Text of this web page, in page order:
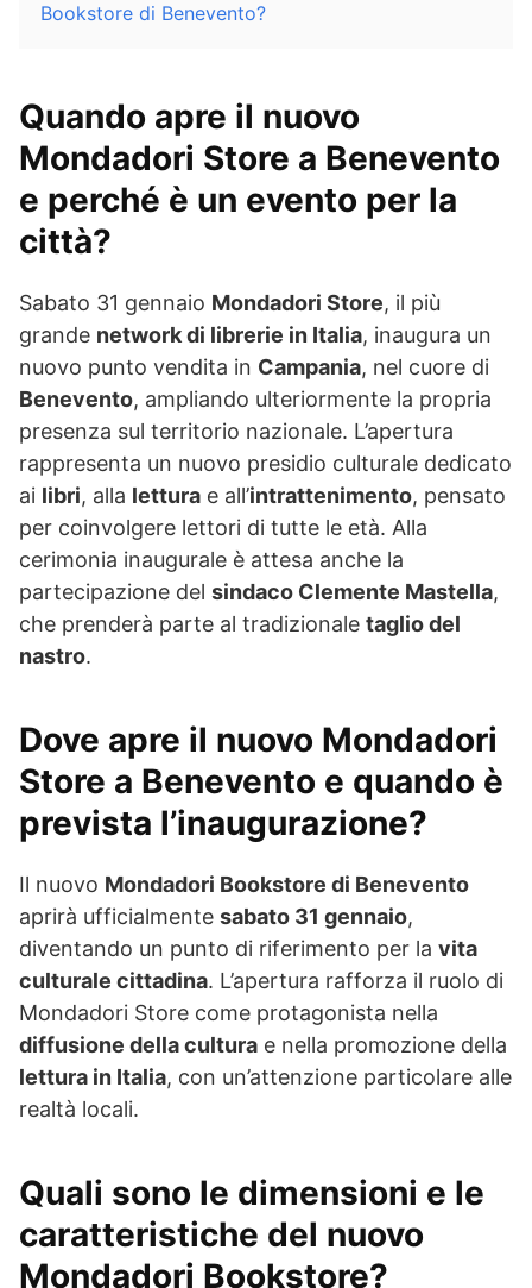
Bookstore di Benevento?
Quando apre il nuovo
Mondadori Store a Benevento
e perché è un evento per la
città?
Sabato 31 gennaio Mondadori Store, il più
grande network di librerie in Italia, inaugura un
nuovo punto vendita in Campania, nel cuore di
Benevento, ampliando ulteriormente la propria
presenza sul territorio nazionale. L’apertura
rappresenta un nuovo presidio culturale dedicato
ai libri, alla lettura e all’intrattenimento, pensato
per coinvolgere lettori di tutte le età. Alla
cerimonia inaugurale è attesa anche la
partecipazione del sindaco Clemente Mastella,
che prenderà parte al tradizionale taglio del
nastro.
Dove apre il nuovo Mondadori
Store a Benevento e quando è
prevista l’inaugurazione?
Il nuovo Mondadori Bookstore di Benevento
aprirà ufficialmente sabato 31 gennaio,
diventando un punto di riferimento per la vita
culturale cittadina. L’apertura rafforza il ruolo di
Mondadori Store come protagonista nella
diffusione della cultura e nella promozione della
lettura in Italia, con un’attenzione particolare alle
realtà locali.
Quali sono le dimensioni e le
caratteristiche del nuovo
Mondadori Bookstore?